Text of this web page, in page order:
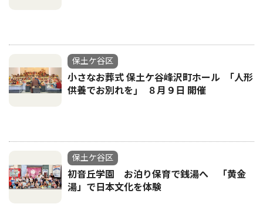
保土ケ谷区
小さなお葬式 保土ケ谷峰沢町ホール ｢人形
供養でお別れを｣ ８月９日 開催
保土ケ谷区
初音丘学園 お泊り保育で銭湯へ 「黄金
湯」で日本文化を体験